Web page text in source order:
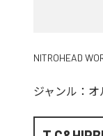
NITROHEAD
ジャンル： オ